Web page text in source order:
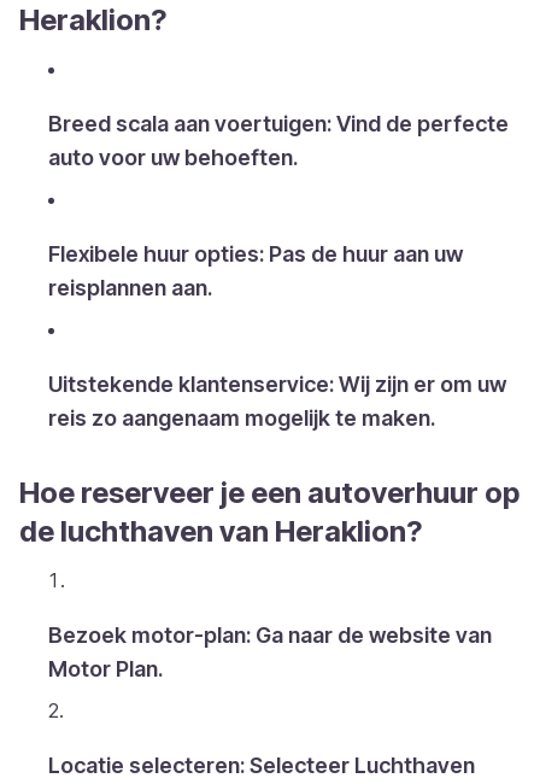
Heraklion?
Breed scala aan voertuigen: Vind de perfecte
auto voor uw behoeften.
Flexibele huur opties: Pas de huur aan uw
reisplannen aan.
Uitstekende klantenservice: Wij zijn er om uw
reis zo aangenaam mogelijk te maken.
Hoe reserveer je een autoverhuur op
de luchthaven van Heraklion?
Bezoek motor-plan: Ga naar de website van
Motor Plan.
Locatie selecteren: Selecteer Luchthaven